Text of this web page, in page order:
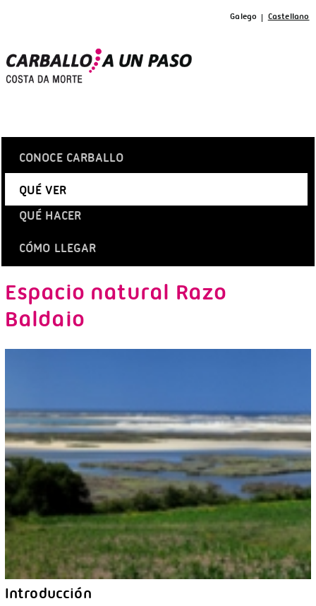
Galego Castellano
CONOCE CARBALLO
QUÉ VER
QUÉ HACER
CÓMO LLEGAR
Espacio natural Razo
Baldaio
Introducción